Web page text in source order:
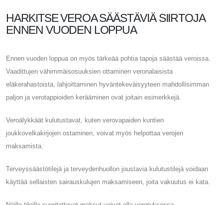
HARKITSE VEROA SÄÄSTÄVIÄ SIIRTOJA
ENNEN VUODEN LOPPUA
Ennen vuoden loppua on myös tärkeää pohtia tapoja säästää veroissa.
Vaadittujen vähimmäisosuuksien ottaminen veronalaisista
eläkerahastoista, lahjoittaminen hyväntekeväisyyteen mahdollisimman
paljon ja verotappioiden kerääminen ovat joitain esimerkkejä.
Veroälykkäät kulutustavat, kuten verovapaiden kuntien
joukkovelkakirjojen ostaminen, voivat myös helpottaa verojen
maksamista.
Terveyssäästötilejä ja terveydenhuollon joustavia kulutustilejä voidaan
käyttää sellaisten sairauskulujen maksamiseen, joita vakuutus ei kata.